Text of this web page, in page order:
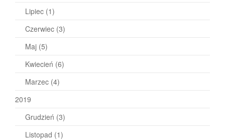
Lipiec (1)
Czerwiec (3)
Maj (5)
Kwiecień (6)
Marzec (4)
2019
Grudzień (3)
Listopad (1)